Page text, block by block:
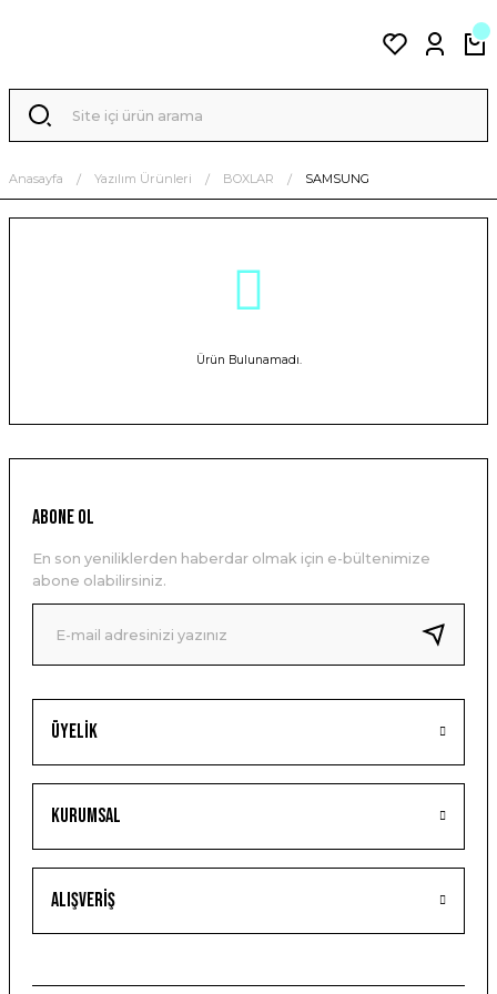
Anasayfa Yazılım Ürünleri BOXLAR SAMSUNG
Ürün Bulunamadı.
Üyelik
Kurumsal
Alışveriş
ABONE OL
En son yeniliklerden haberdar olmak için e-bültenimize
abone olabilirsiniz.